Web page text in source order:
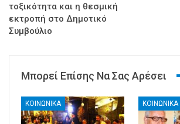
τοξικότητα και η θεσμική
εκτροπή στο Δημοτικό
Συμβούλιο
Μπορεί Επίσης Να Σας Αρέσει
ΚΟΙΝΩΝΙΚΑ ΚΟΙΝΩΝΙΚΑ